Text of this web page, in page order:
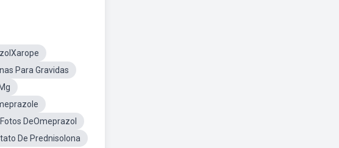
Para Gravidas
Fotos DeOmeprazol
De Prednisolona